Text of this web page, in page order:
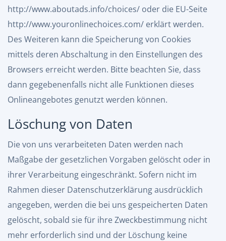
http://www.aboutads.info/choices/ oder die EU-Seite
http://www.youronlinechoices.com/ erklärt werden.
Des Weiteren kann die Speicherung von Cookies
mittels deren Abschaltung in den Einstellungen des
Browsers erreicht werden. Bitte beachten Sie, dass
dann gegebenenfalls nicht alle Funktionen dieses
Onlineangebotes genutzt werden können.
Löschung von Daten
Die von uns verarbeiteten Daten werden nach
Maßgabe der gesetzlichen Vorgaben gelöscht oder in
ihrer Verarbeitung eingeschränkt. Sofern nicht im
Rahmen dieser Datenschutzerklärung ausdrücklich
angegeben, werden die bei uns gespeicherten Daten
gelöscht, sobald sie für ihre Zweckbestimmung nicht
mehr erforderlich sind und der Löschung keine